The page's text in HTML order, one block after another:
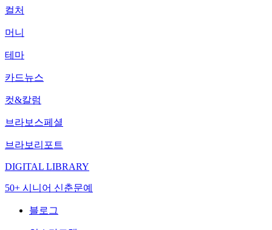
컬처
머니
테마
카드뉴스
컷&칼럼
브라보스페셜
브라보리포트
DIGITAL LIBRARY
50+ 시니어 신춘문예
블로그